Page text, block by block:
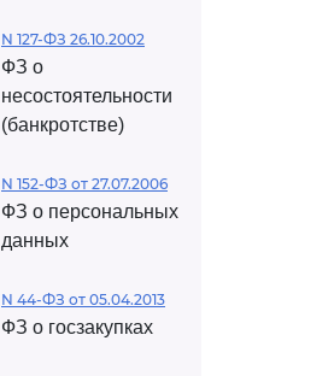
N 127-ФЗ 26.10.2002
ФЗ о
несостоятельности
(банкротстве)
N 152-ФЗ от 27.07.2006
ФЗ о персональных
данных
N 44-ФЗ от 05.04.2013
ФЗ о госзакупках